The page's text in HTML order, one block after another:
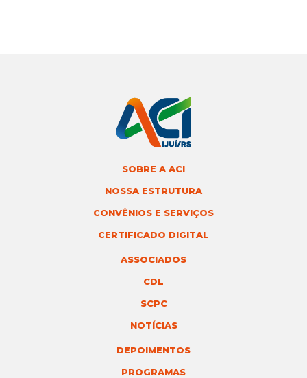
SOBRE A ACI
NOSSA ESTRUTURA
CONVÊNIOS E SERVIÇOS
CERTIFICADO DIGITAL
ASSOCIADOS
CDL
SCPC
NOTÍCIAS
DEPOIMENTOS
PROGRAMAS